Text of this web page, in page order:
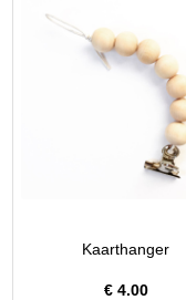
Kaarthanger
€ 4.00